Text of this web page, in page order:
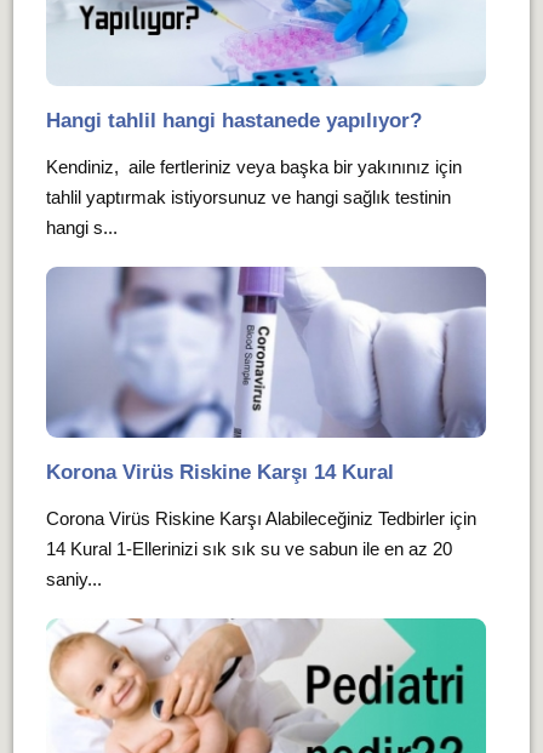
Hangi tahlil hangi hastanede yapılıyor?
Kendiniz, aile fertleriniz veya başka bir yakınınız için
tahlil yaptırmak istiyorsunuz ve hangi sağlık testinin
hangi s...
Korona Virüs Riskine Karşı 14 Kural
Corona Virüs Riskine Karşı Alabileceğiniz Tedbirler için
14 Kural 1-Ellerinizi sık sık su ve sabun ile en az 20
saniy...